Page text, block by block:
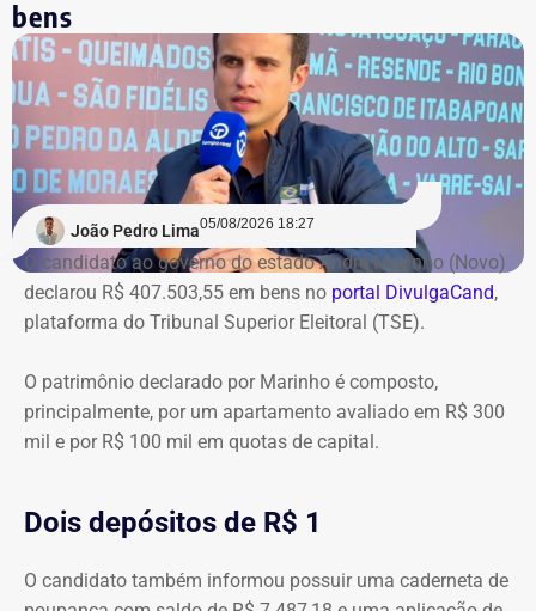
bens
João Pedro Lima05/08/2026 18:27
O candidato ao governo do estado André Marinho (Novo)
declarou R$ 407.503,55 em bens no portal DivulgaCand,
plataforma do Tribunal Superior Eleitoral (TSE).
O patrimônio declarado por Marinho é composto,
principalmente, por um apartamento avaliado em R$ 300
mil e por R$ 100 mil em quotas de capital.
Dois depósitos de R$ 1
O candidato também informou possuir uma caderneta de